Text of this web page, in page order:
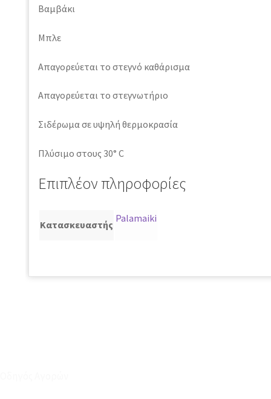
Βαμβάκι
Μπλε
Απαγορεύεται το στεγνό καθάρισμα
Απαγορεύεται το στεγνωτήριο
Σιδέρωμα σε υψηλή θερμοκρασία
Πλύσιμο στους 30° C
Επιπλέον πληροφορίες
Κατασκευαστής
Palamaiki